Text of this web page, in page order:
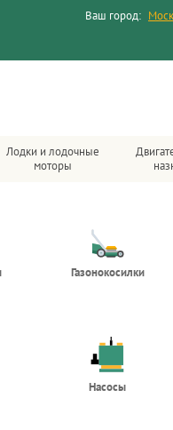
Ваш город:
Лодки и лодочные
моторы
Газонокосилки
Насосы